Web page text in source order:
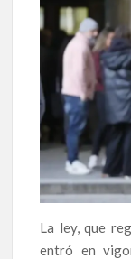
La ley, que
entró en